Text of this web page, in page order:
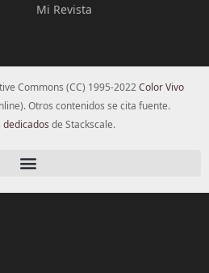
Mi Revista
Commons (CC) 1995-2022Color Vivo
Otros contenidos se cita fuente.
de Stackscale.